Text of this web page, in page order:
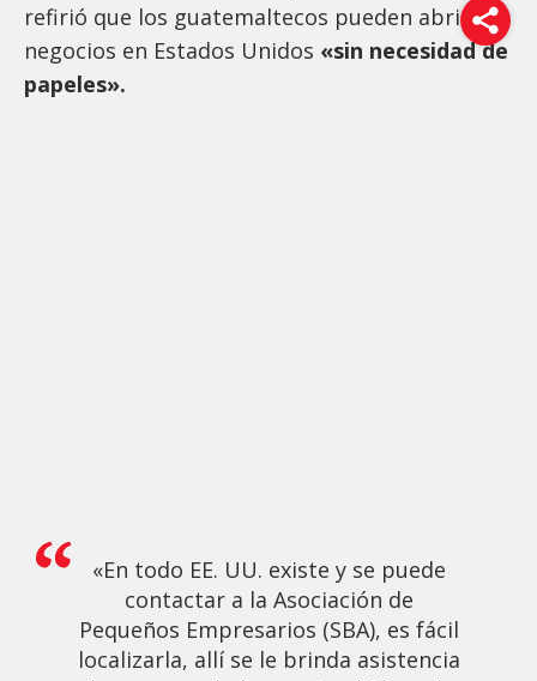
refirió que los guatemaltecos pueden abrir
negocios en Estados Unidos «sin necesidad de
papeles».
«En todo EE. UU. existe y se puede
contactar a la Asociación de
Pequeños Empresarios (SBA), es fácil
localizarla, allí se le brinda asistencia